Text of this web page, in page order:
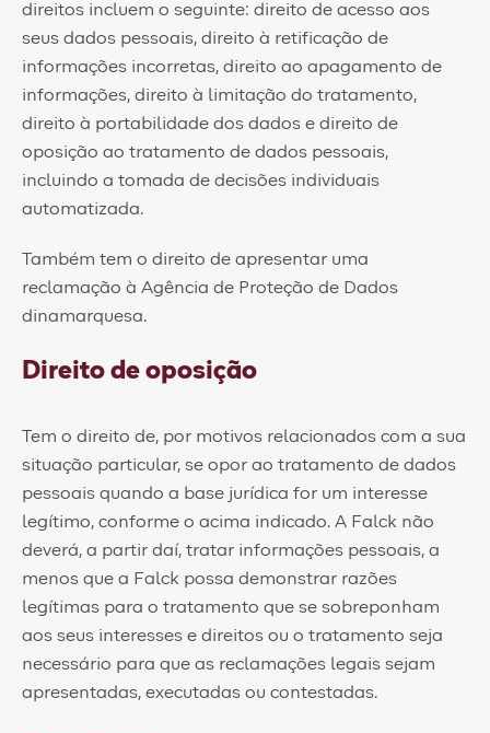
direitos incluem o seguinte: direito de acesso aos
seus dados pessoais, direito à retificação de
informações incorretas, direito ao apagamento de
informações, direito à limitação do tratamento,
direito à portabilidade dos dados e direito de
oposição ao tratamento de dados pessoais,
incluindo a tomada de decisões individuais
automatizada.
Também tem o direito de apresentar uma
reclamação à Agência de Proteção de Dados
dinamarquesa.
Direito de oposição
Tem o direito de, por motivos relacionados com a sua
situação particular, se opor ao tratamento de dados
pessoais quando a base jurídica for um interesse
legítimo, conforme o acima indicado. A Falck não
deverá, a partir daí, tratar informações pessoais, a
menos que a Falck possa demonstrar razões
legítimas para o tratamento que se sobreponham
aos seus interesses e direitos ou o tratamento seja
necessário para que as reclamações legais sejam
apresentadas, executadas ou contestadas.